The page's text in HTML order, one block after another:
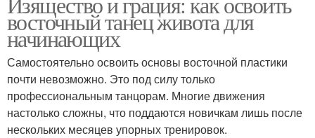
восточный танец живота для
начинающих
Самостоятельно освоить основы восточной пластики
почти невозможно. Это под силу только
профессиональным танцорам. Многие движения
настолько сложны, что поддаются новичкам лишь после
нескольких месяцев упорных тренировок.